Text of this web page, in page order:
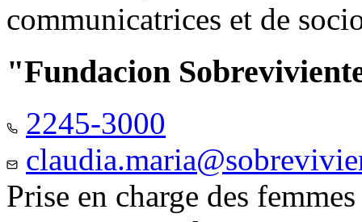
communicatrices et de
"Fundacion
2245-3000
Prise en charge des